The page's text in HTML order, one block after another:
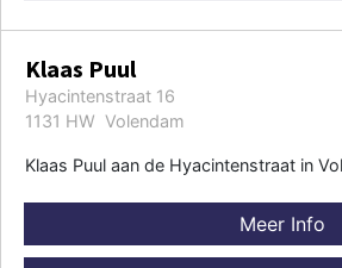
Klaas Puul
Hyacintenstraat 16
1131 HW Volendam
Klaas Puul aan de Hyacintenstraat in
Meer Info